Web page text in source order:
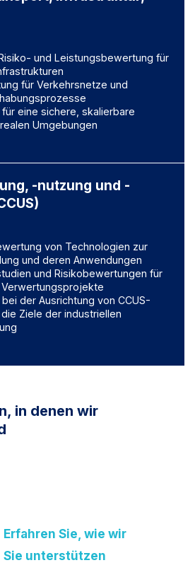
und Leistungsbewertung für
für Verkehrsnetze und
eine sichere, skalierbare
Umgebungen
-nutzung und -
von Technologien zur
und deren Anwendungen
und Risikobewertungen für
der Ausrichtung von CCUS-
Ziele der industriellen
in denen wir
Erfahren Sie, wie wir
Sie unterstützen